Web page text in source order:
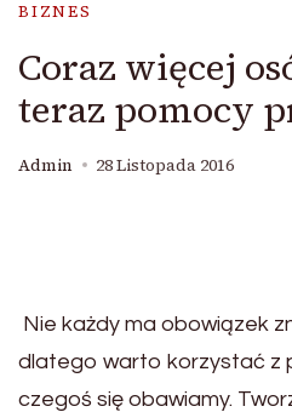
BIZNES
Coraz więcej
teraz pomocy
Admin 28 Listopada 2016
Nie każdy ma obowiązek
dlatego warto korzystać z
czegoś się obawiamy.